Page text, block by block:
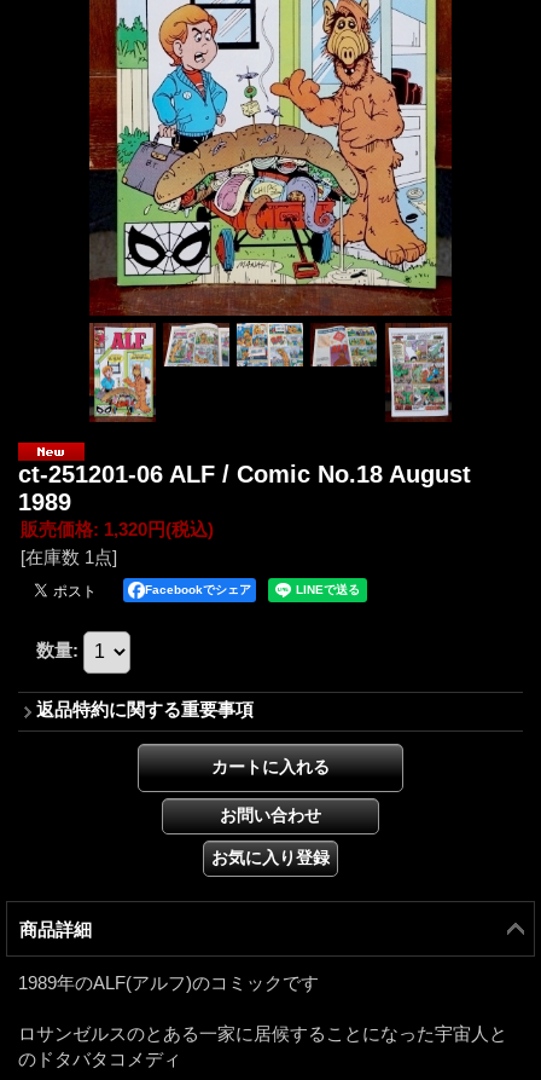
ct-251201-06 ALF / Comic No.18 August
1989
販売価格: 1,320円(税込)
[在庫数 1点]
Facebookでシェア
数量:
返品特約に関する重要事項
商品詳細
1989年のALF(アルフ)のコミックです
ロサンゼルスのとある一家に居候することになった宇宙人と
のドタバタコメディ